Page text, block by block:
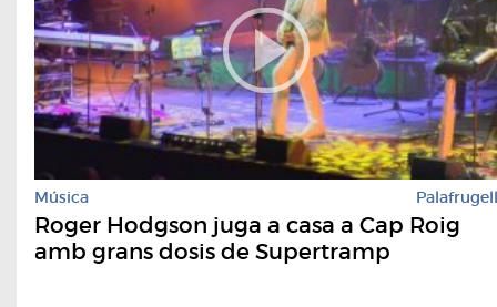
Música Palafrugell
Roger Hodgson juga a casa a Cap Roig
amb grans dosis de Supertramp